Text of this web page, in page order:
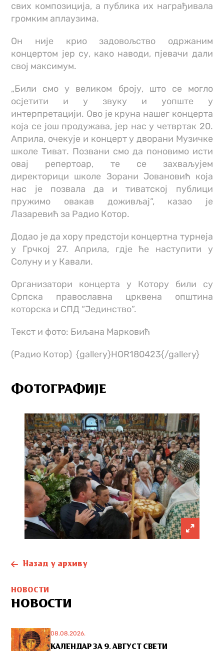
свих композиција, а публика их награђивала
громким аплаузима.
Он није крио задовољство одржаним
концертом јер су, како наводи, пјевачи дали
свој максимум.
„Били смо у великом броју, што се могло
осјетити и у звуку и уопште у
интерпретацији. Ово је круна нашег концерта
која се још продужава, јер нас у четвртак 20.
Априла, очекује и концерт у дворани Музичке
школе Тиват. Позвани смо да поновимо исти
овај репертоар, те се захваљујем
директорици школе Зорани Јовановић која
нас је позвала да и тиватској публици
пружимо овакав доживљај“, казао је
Лазаревић за Радио Котор.
Додао је да хору предстоји концертна турнеја
у Грчкој 27. Априла, гд‌је ће наступити у
Солуну и у Кавали.
Организатори концерта у Котору били су
Српска православна црквена општина
которска и СПД “Јединство”.
Текст и фото: Биљана Марковић
(Радио Котор) {gallery}HOR180423{/gallery}
ФОТОГРАФИЈЕ
Назад у архиву
НОВОСТИ
НОВОСТИ
08.08.2026.
КАЛЕНДАР ЗА 9. АВГУСТ СВЕТИ